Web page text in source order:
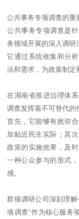
公共事务专项调查的重
公共事务专项调查是
务领域开展的深入调研
它通过系统收集和分
法和需求，为政策制定
在湖南省推进治理体
调查发挥着不可替代的
首先，它能够有效弥
加贴近民生实际；其
政策的实施效果，及
一种公众参与的形式
感。
群狼调研公司深刻理
项调查"作为核心服务